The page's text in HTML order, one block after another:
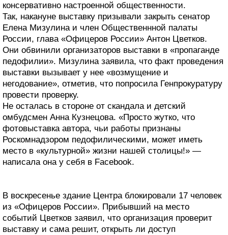
консервативно настроенной общественности.
Так, накануне выставку призывали закрыть сенатор
Елена Мизулина и член Общественнной палаты
России, глава «Офицеров России» Антон Цветков.
Они обвинили организаторов выставки в «пропаганде
педофилии». Мизулина заявила, что факт проведения
выставки вызывает у нее «возмущение и
негодование», отметив, что попросила Генпрокуратуру
провести проверку.
Не осталась в стороне от скандала и детский
омбудсмен Анна Кузнецова. «Просто жутко, что
фотовыставка автора, чьи работы признаны
Роскомнадзором педофилическими, может иметь
место в «культурной» жизни нашей столицы!» —
написала она у себя в Facebook.
В воскресенье здание Центра блокировали 17 человек
из «Офицеров России». Прибывший на место
событий Цветков заявил, что организация проверит
выставку и сама решит, открыть ли доступ